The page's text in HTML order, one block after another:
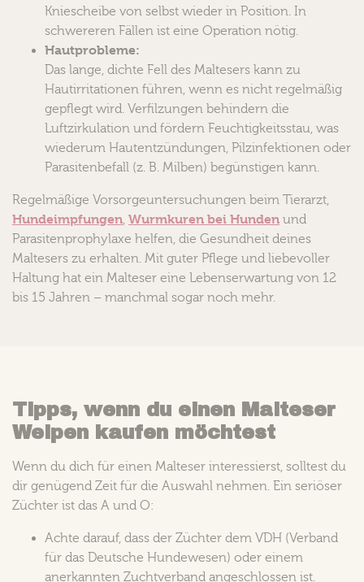
Kniescheibe von selbst wieder in Position. In
schwereren Fällen ist eine Operation nötig.
Hautprobleme:
Das lange, dichte Fell des Maltesers kann zu
Hautirritationen führen, wenn es nicht regelmäßig
gepflegt wird. Verfilzungen behindern die
Luftzirkulation und fördern Feuchtigkeitsstau, was
wiederum Hautentzündungen, Pilzinfektionen oder
Parasitenbefall (z. B. Milben) begünstigen kann.
Regelmäßige Vorsorgeuntersuchungen beim Tierarzt,
Hundeimpfungen, Wurmkuren bei Hunden und
Parasitenprophylaxe helfen, die Gesundheit deines
Maltesers zu erhalten. Mit guter Pflege und liebevoller
Haltung hat ein Malteser eine Lebenserwartung von 12
bis 15 Jahren – manchmal sogar noch mehr.
Tipps, wenn du einen Malteser
Welpen kaufen möchtest
Wenn du dich für einen Malteser interessierst, solltest du
dir genügend Zeit für die Auswahl nehmen. Ein seriöser
Züchter ist das A und O:
Achte darauf, dass der Züchter dem VDH (Verband
für das Deutsche Hundewesen) oder einem
anerkannten Zuchtverband angeschlossen ist.